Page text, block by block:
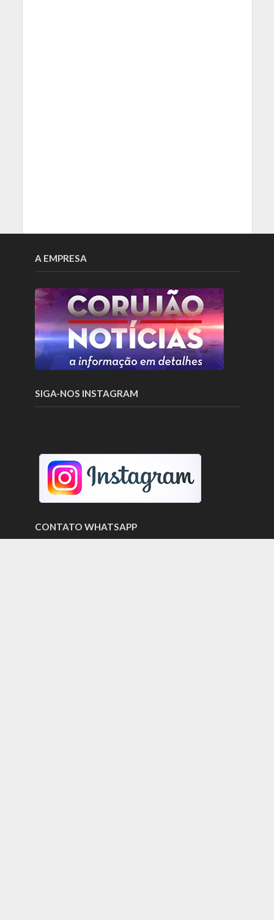
A EMPRESA
SIGA-NOS INSTAGRAM
CONTATO WHATSAPP